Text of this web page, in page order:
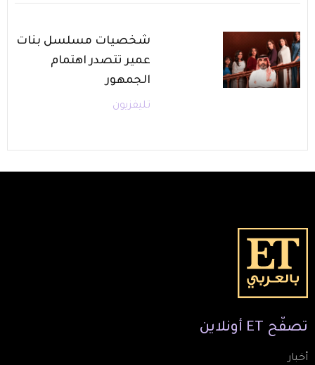
شخصيات مسلسل بنات
عمير تتصدر اهتمام
الجمهور
تليفزيون
تصفّح ET أونلاين
أخبار